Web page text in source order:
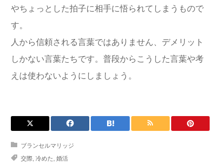
やちょっとした拍子に相手に悟られてしまうもので
す。
人から信頼される言葉ではありません、デメリット
しかない言葉たちです。普段からこうした言葉や考
えは使わないようにしましょう。
ブランセルマリッジ
交際, 冷めた, 婚活